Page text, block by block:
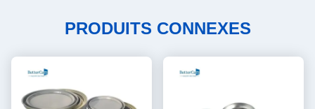
PRODUITS CONNEXES